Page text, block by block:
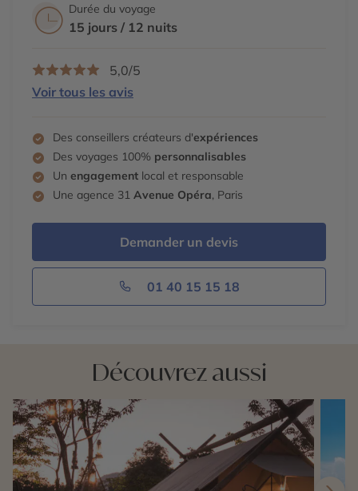
Durée du voyage
15 jours / 12 nuits
5,0/5
Voir tous les avis
Des conseillers créateurs d'expériences
Des voyages 100% personnalisables
Un engagement local et responsable
Une agence 31 Avenue Opéra, Paris
Demander un devis
01 40 15 15 18
Découvrez aussi